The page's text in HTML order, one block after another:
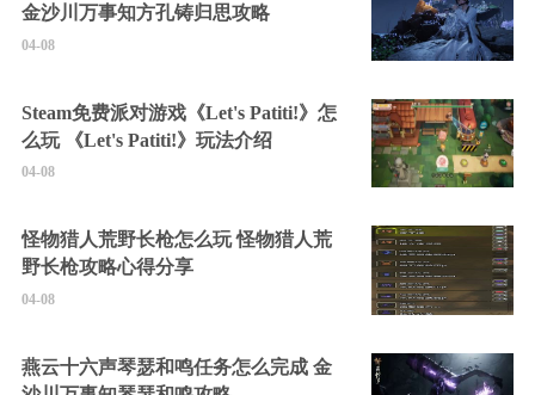
金沙川万事知方孔铸归思攻略
04-08
Steam免费派对游戏《Let's Patiti!》怎
么玩 《Let's Patiti!》玩法介绍
04-08
怪物猎人荒野长枪怎么玩 怪物猎人荒
野长枪攻略心得分享
04-08
燕云十六声琴瑟和鸣任务怎么完成 金